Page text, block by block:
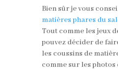
Bien sûr je vous
matières phares du
Tout comme les jeux
pouvez décider de
les coussins de
comme sur les photos